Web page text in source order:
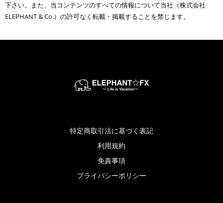
下さい。また、当コンテンツのすべての情報について当社（株式会社
ELEPHANT & Co.）の許可なく転載・掲載することを禁じます。
特定商取引法に基づく表記
利用規約
免責事項
プライバシーポリシー